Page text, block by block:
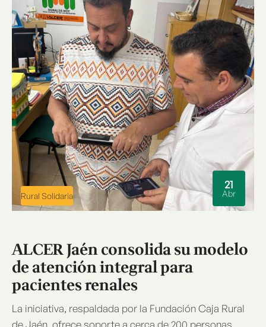
Rural Solidaria
21
Abr
ALCER Jaén consolida su modelo
de atención integral para
pacientes renales
La iniciativa, respaldada por la Fundación Caja Rural